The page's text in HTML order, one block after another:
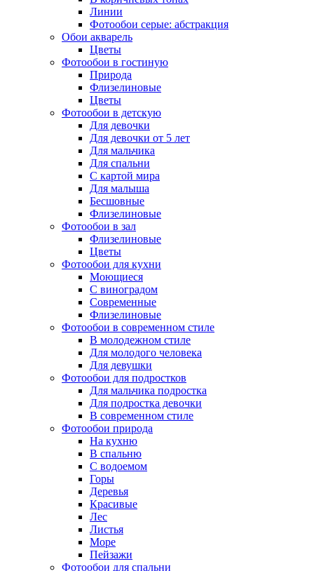
Линии
Фотообои серые: абстракция
Обои акварель
Цветы
Фотообои в гостиную
Природа
Флизелиновые
Цветы
Фотообои в детскую
Для девочки
Для девочки от 5 лет
Для мальчика
Для спальни
С картой мира
Для малыша
Бесшовные
Флизелиновые
Фотообои в зал
Флизелиновые
Цветы
Фотообои для кухни
Моющиеся
С виноградом
Современные
Флизелиновые
Фотообои в современном стиле
В молодежном стиле
Для молодого человека
Для девушки
Фотообои для подростков
Для мальчика подростка
Для подростка девочки
В современном стиле
Фотообои природа
На кухню
В спальню
С водоемом
Горы
Деревья
Красивые
Лес
Листья
Море
Пейзажи
Фотообои для спальни